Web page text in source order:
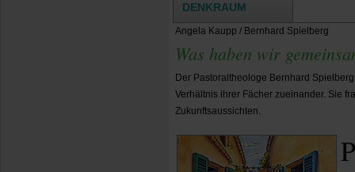
DENKRAUM
Angela Kaupp / Bernhard Spielberg
Was haben wir
Der Pastoraltheologe Bernhard
Verhältnis ihrer Fächer zueinander. Sie
Zukunftsaussichten.